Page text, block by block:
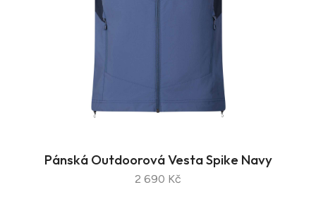
Pánská Outdoorová Vesta Spike Navy
2 690 Kč